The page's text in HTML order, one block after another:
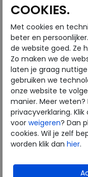
Gabor
Piedi Nudi
Pikolinos
Solidus
Think
Waldlaufer
Westland
Wolky
Herenschoenen
Australian
Birkenstock
Clarks
COOKIES.
Met cookies en
beter en
de website goed. Ze
Zo maken we de
laten je graag
gebruiken we
onze website te
manier. Meer weten?
privacyverklaring.
voor weigeren? Dan
cookies. Wil je zelf
worden klik dan hier.